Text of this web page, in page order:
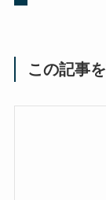
この記事